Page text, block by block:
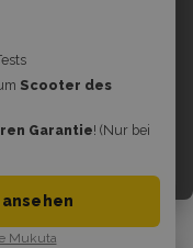
Scooter des
Garantie! (Nur bei
Mukuta